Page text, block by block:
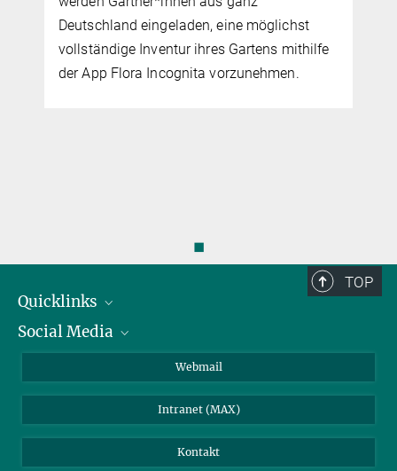
Deutschland eingeladen, eine möglichst
vollständige Inventur ihres Gartens mithilfe
der App Flora Incognita vorzunehmen.
◼
TOP
Quicklinks
IMPRS Graduiertenschule
Wetterstation
Social Media
BlueSky
Webmail
Intranet (MAX)
Kontakt